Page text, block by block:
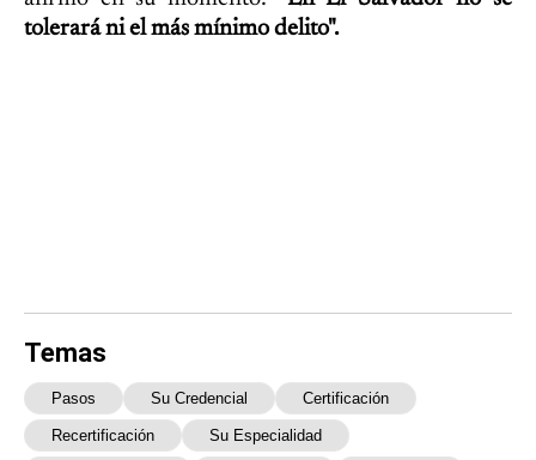
tolerará ni el más mínimo delito".
Temas
Pasos Su Credencial Certificación
Recertificación Su Especialidad